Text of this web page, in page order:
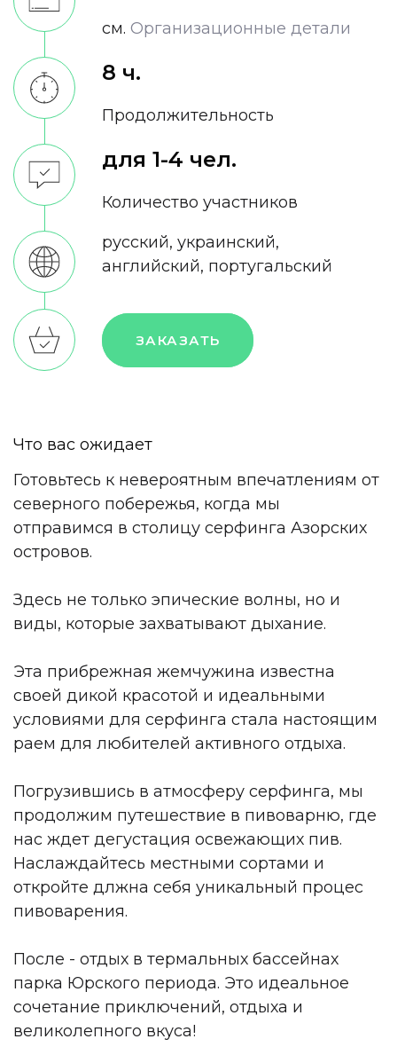
см. Oрганизационные детали
8 ч.
Продолжительность
для 1-4 чел.
Количество участников
русский, украинский,
английский, португальский
ЗАКАЗАТЬ
Что вас ожидает
Готовьтесь к невероятным впечатлениям от
северного побережья, когда мы
отправимся в столицу серфинга Азорских
островов.
Здесь не только эпические волны, но и
виды, которые захватывают дыхание.
Эта прибрежная жемчужина известна
своей дикой красотой и идеальными
условиями для серфинга стала настоящим
раем для любителей активного отдыха.
Погрузившись в атмосферу серфинга, мы
продолжим путешествие в пивоварню, где
нас ждет дегустация освежающих пив.
Наслаждайтесь местными сортами и
откройте длжна себя уникальный процес
пивоварения.
После - отдых в термальных бассейнах
парка Юрского периода. Это идеальное
сочетание приключений, отдыха и
великолепного вкуса!